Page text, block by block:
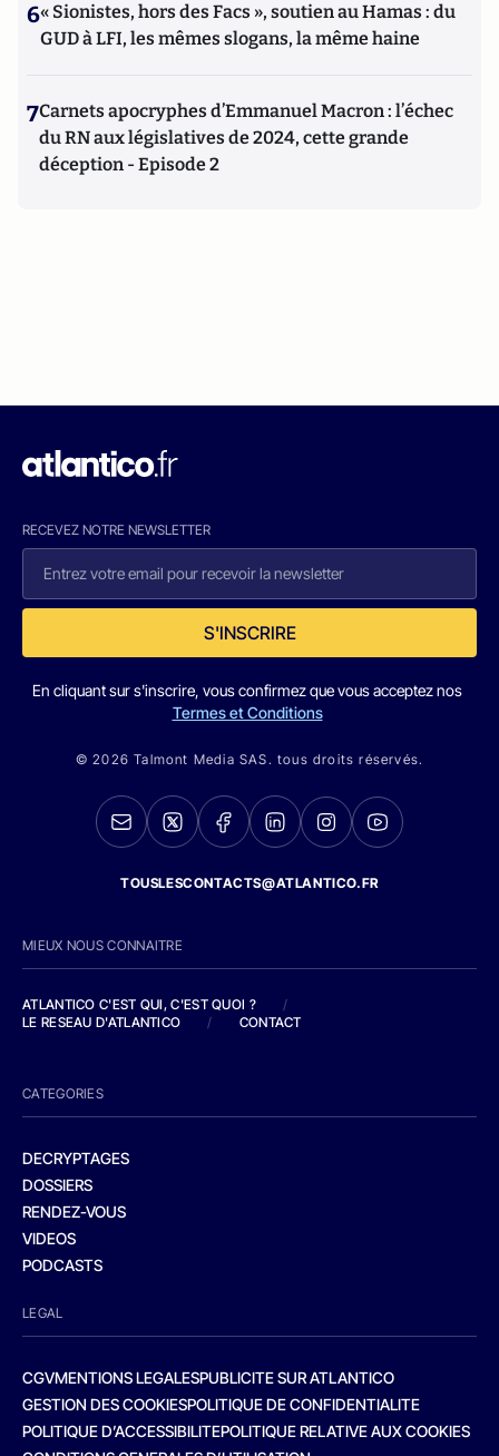
6« Sionistes, hors des Facs », soutien au Hamas : du
GUD à LFI, les mêmes slogans, la même haine
7Carnets apocryphes d’Emmanuel Macron : l’échec
du RN aux législatives de 2024, cette grande
déception - Episode 2
RECEVEZ NOTRE NEWSLETTER
S'INSCRIRE
En cliquant sur s'inscrire, vous confirmez que vous acceptez nos
Termes et Conditions
© 2026 Talmont Media SAS. tous droits réservés.
TOUSLESCONTACTS@ATLANTICO.FR
MIEUX NOUS CONNAITRE
ATLANTICO C'EST QUI, C'EST QUOI ?
/
LE RESEAU D'ATLANTICO
/ CONTACT
CATEGORIES
DECRYPTAGES
DOSSIERS
RENDEZ-VOUS
VIDEOS
PODCASTS
LEGAL
CGVMENTIONS LEGALESPUBLICITE SUR ATLANTICO
GESTION DES COOKIESPOLITIQUE DE CONFIDENTIALITE
POLITIQUE D’ACCESSIBILITEPOLITIQUE RELATIVE AUX COOKIES